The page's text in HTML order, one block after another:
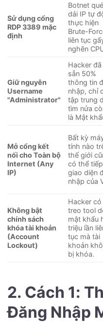
Sử dụng cổng
RDP 3389 mặc
định
Botnet
dải IP tự
thực hiện
Brute-
liên tục
nghẽn
Giữ nguyên
Username
"Administrator"
Hacker đã
sẵn 50%
thông tin
nhập, chỉ
tập trung
tìm nửa
là Mật
Mở cổng kết
nối cho Toàn bộ
Internet (Any
IP)
Bất kỳ
tính nào
thế giới
có thể
giao diện
nhập của
Không bật
chính sách
khóa tài khoản
(Account
Lockout)
Hacker
treo tool
mật khẩu
triệu lần
tục mà tài
khoản
bị khóa.
2. Cách 1:
Đăng Nhập